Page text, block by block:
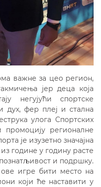
важне за цео регион,
јер деца која
негујући спортске
дух, фер плеј и стална
улога Спортских
регионалне
је изузетно значајна
године у годину расте
и подршку.
игре бити место на
који ће наставити у